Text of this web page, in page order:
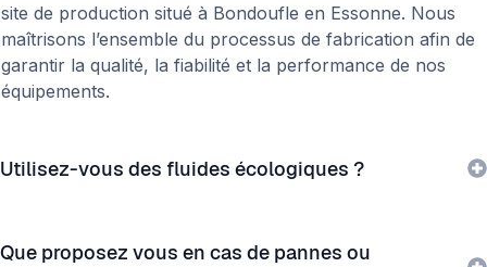
site de production situé à Bondoufle en Essonne. Nous
maîtrisons l’ensemble du processus de fabrication afin de
garantir la qualité, la fiabilité et la performance de nos
équipements.
Utilisez-vous des fluides écologiques ?
Que proposez vous en cas de pannes ou